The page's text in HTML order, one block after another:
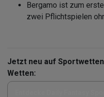
Bergamo ist zum
zwei Pflichtspielen
Jetzt neu auf
Wetten: